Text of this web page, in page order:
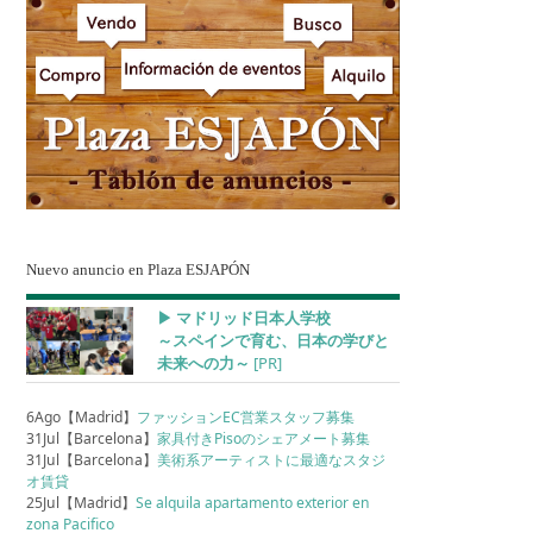
Nuevo anuncio en Plaza ESJAPÓN
▶︎ マドリッド日本人学校
～スペインで育む、日本の学びと
未来への力～ [PR]
6Ago【Madrid】 ファッションEC営業スタッフ募集
31Jul【Barcelona】家具付きPisoのシェアメート募集
31Jul【Barcelona】美術系アーティストに最適なスタジ
オ賃貸
25Jul【Madrid】Se alquila apartamento exterior en
zona Pacifico